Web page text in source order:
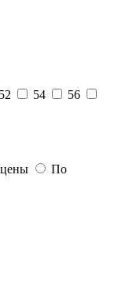
52 54
56
По